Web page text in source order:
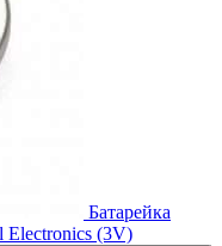
Батарейка
Electronics (3V)